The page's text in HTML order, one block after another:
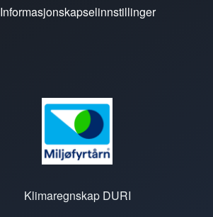
Informasjonskapselinnstillinger
Klimaregnskap DURI